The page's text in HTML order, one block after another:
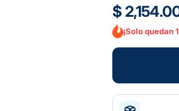
$
¡Solo quedan